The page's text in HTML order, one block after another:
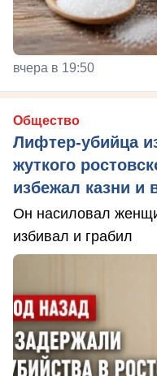
вчера в 19:50
Общество
Лифтер-убийца
жуткого
избежал казни
Он насиловал
избивал и грабил